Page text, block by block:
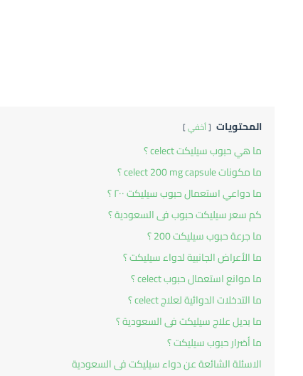
المحتويات أخفي
ما هي حبوب سيليكت celect ؟
ما مكونات celect 200 mg capsule ؟
ما دواعي استعمال حبوب سيليكت ٢٠٠ ؟
كم سعر سيليكت حبوب فى السعودية ؟
ما جرعة حبوب سيليكت 200 ؟
ما الأعراض الجانبية لدواء سيليكت ؟
ما موانع استعمال حبوب celect ؟
ما التدخلات الدوائية لعلاج celect ؟
ما بديل علاج سيليكت فى السعودية ؟
ما أضرار حبوب سيليكت ؟
الاسئلة الشائعة عن دواء سيليكت فى السعودية‌‌